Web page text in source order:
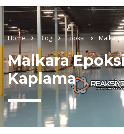
Home Blog Epoksi Malkara
Malkara
Kaplama